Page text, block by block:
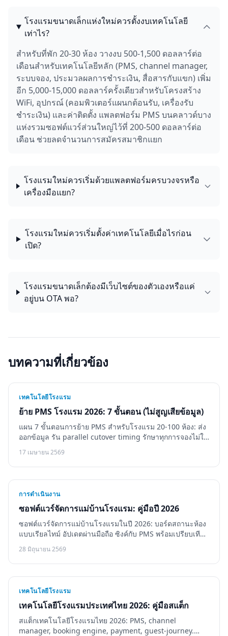
โรงแรมขนาดเล็กแห่งใหม่ควรตั้งงบเทคโนโลยี
เท่าไร?
สำหรับที่พัก 20-30 ห้อง วางงบ 500-1,500 ดอลลาร์ต่อ
เดือนสำหรับเทคโนโลยีหลัก (PMS, channel manager,
ระบบจอง, ประมวลผลการชำระเงิน, สื่อสารกับแขก) เพิ่ม
อีก 5,000-15,000 ดอลลาร์ครั้งเดียวสำหรับโครงสร้าง
WiFi, อุปกรณ์ (คอมพิวเตอร์แผนกต้อนรับ, เครื่องรับ
ชำระเงิน) และค่าติดตั้ง แพลตฟอร์ม PMS บนคลาวด์บาง
แห่งรวมซอฟต์แวร์ส่วนใหญ่ไว้ที่ 200-500 ดอลลาร์ต่อ
เดือน ช่วยลดจำนวนการสมัครสมาชิกแยก
โรงแรมใหม่ควรเริ่มด้วยแพลตฟอร์มครบวงจรหรือ
เครื่องมือแยก?
โรงแรมใหม่ควรเริ่มตั้งค่าเทคโนโลยีเมื่อไรก่อน
เปิด?
โรงแรมขนาดเล็กต้องมีเว็บไซต์ของตัวเองหรือแค่
อยู่บน OTA พอ?
บทความที่เกี่ยวข้อง
เทคโนโลยีโรงแรม
ย้าย PMS โรงแรม 2026: 7 ขั้นตอน (ไม่สูญเสียข้อมูล)
แผน 7 ขั้นตอนการย้าย PMS สำหรับโรงแรม 20-100 ห้อง: ส่ง
ออกข้อมูล รัน parallel cutover timing รักษาทุกการจองไม่ให้
17 เมษายน 2569
การดำเนินงาน
ซอฟต์แวร์จัดการแม่บ้านโรงแรม: คู่มือปี 2026
ซอฟต์แวร์จัดการแม่บ้านโรงแรมในปี 2026: บอร์ดสถานะห้อง
แบบเรียลไทม์ อัปเดตผ่านมือถือ ซิงค์กับ PMS พร้อมเปรียบเทียบ
Flexkeeping, Optii และ Guestivo อย่างละเอียด
28 มิถุนายน 2569
เทคโนโลยีโรงแรม
เทคโนโลยีโรงแรมประเทศไทย 2026: คู่มือสแต็ก
สแต็กเทคโนโลยีโรงแรมไทย 2026: PMS, channel
manager, booking engine, payment, guest-journey.